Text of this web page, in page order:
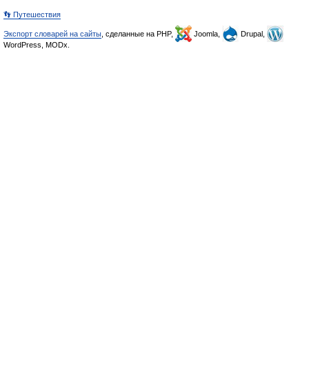
👣 Путешествия
Экспорт словарей на сайты , сделанные на PHP, Joomla,
Drupal,
WordPress, MODx.